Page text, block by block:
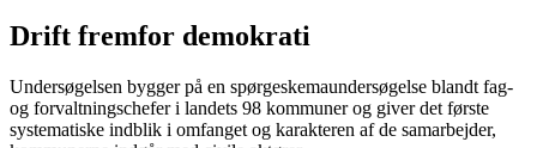
Drift fremfor demokrati
Undersøgelsen bygger på en spørgeskemaundersøgelse blandt fag-
og forvaltningschefer i landets 98 kommuner og giver det første
systematiske indblik i omfanget og karakteren af de samarbejder,